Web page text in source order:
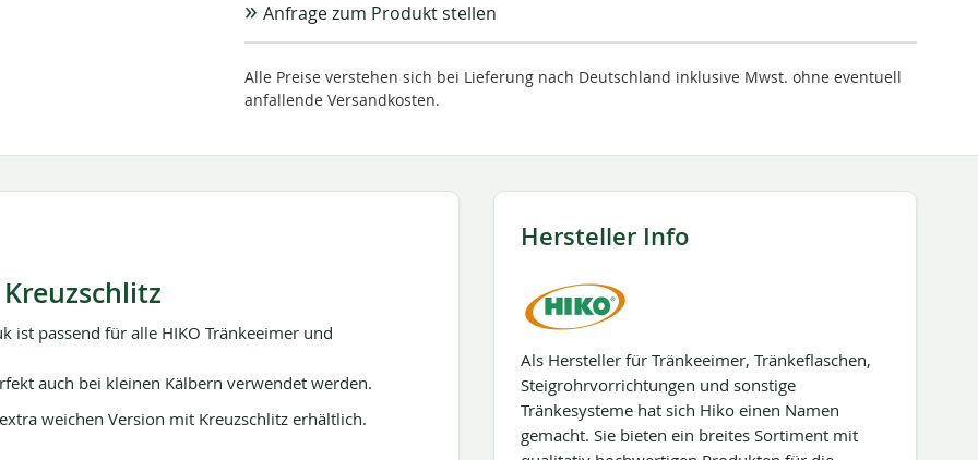
Anfrage zum Produkt stellen
Alle Preise verstehen sich bei Lieferung nach Deutschland inklusive Mwst. ohne eventuell
anfallende Versandkosten.
ist passend für alle HIKO Tränkeeimer und
auch bei kleinen Kälbern verwendet werden.
weichen Version mit Kreuzschlitz erhältlich.
Hersteller Info
Als Hersteller für Tränkeeimer, Tränkeflaschen,
Steigrohrvorrichtungen und sonstige
Tränkesysteme hat sich Hiko einen Namen
gemacht. Sie bieten ein breites Sortiment mit